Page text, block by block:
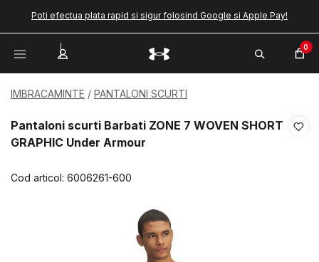
Poti efectua plata rapid si sigur folosind Google si Apple Pay!
0
IMBRACAMINTE PANTALONI SCURTI
Pantaloni scurti Barbati ZONE 7 WOVEN SHORT
GRAPHIC Under Armour
Cod articol: 6006261-600